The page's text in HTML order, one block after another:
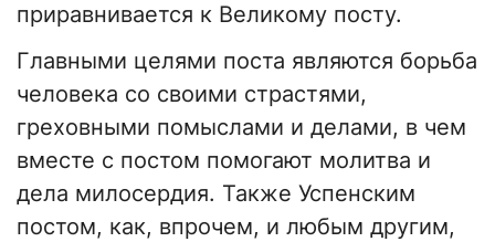
приравнивается к Великому посту.
Главными целями поста являются борьба
человека со своими страстями,
греховными помыслами и делами, в чем
вместе с постом помогают молитва и
дела милосердия. Также Успенским
постом, как, впрочем, и любым другим,